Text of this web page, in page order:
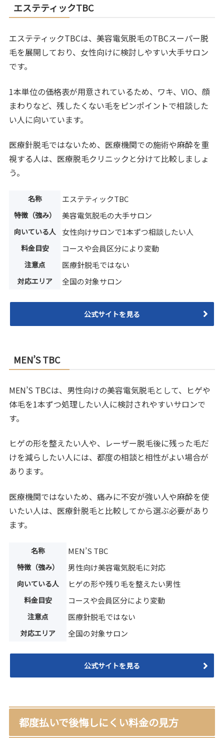
エステティックTBC
エステティックTBCは、美容電気脱毛のTBCスーパー脱
毛を展開しており、女性向けに検討しやすい大手サロン
です。
1本単位の価格表が用意されているため、ワキ、VIO、顔
まわりなど、残したくない毛をピンポイントで相談した
い人に向いています。
医療針脱毛ではないため、医療機関での施術や麻酔を重
視する人は、医療脱毛クリニックと分けて比較しましょ
う。
名称 エステティックTBC
特徴（強み） 美容電気脱毛の大手サロン
向いている人 女性向けサロンで1本ずつ相談したい人
料金目安 コースや会員区分により変動
注意点 医療針脱毛ではない
対応エリア 全国の対象サロン
公式サイトを見る
MEN’S TBC
MEN’S TBCは、男性向けの美容電気脱毛として、ヒゲや
体毛を1本ずつ処理したい人に検討されやすいサロンで
す。
ヒゲの形を整えたい人や、レーザー脱毛後に残った毛だ
けを減らしたい人には、都度の相談と相性がよい場合が
あります。
医療機関ではないため、痛みに不安が強い人や麻酔を使
いたい人は、医療針脱毛と比較してから選ぶ必要があり
ます。
名称 MEN’S TBC
特徴（強み） 男性向け美容電気脱毛に対応
向いている人 ヒゲの形や残り毛を整えたい男性
料金目安 コースや会員区分により変動
注意点 医療針脱毛ではない
対応エリア 全国の対象サロン
公式サイトを見る
都度払いで後悔しにくい料金の見方